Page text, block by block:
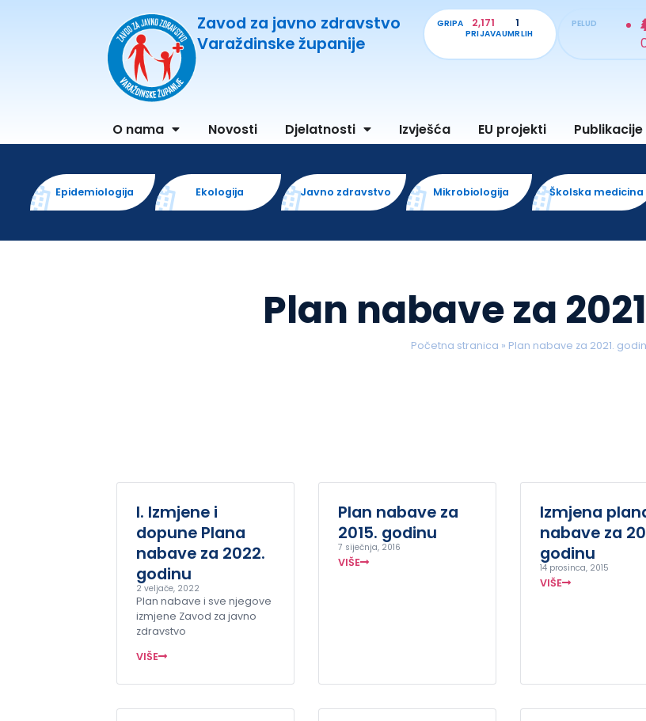
Zavod za javno zdravstvo
Varaždinske županije
GRIPA
PRIJAVA
2,171
UMRLIH
1 PELUD
O nama Novosti Djelatnosti Izvješća EU projekti Publikacije
Epidemiologija Ekologija Javno zdravstvo Mikrobiologija Školska medicina
Plan nabave za
Početna stranica » Plan nabave za 2021.
I. Izmjene i
dopune Plana
nabave za 2022.
godinu
2 veljače, 2022
Plan nabave i sve njegove
izmjene Zavod za javno
zdravstvo
VIŠE
Plan nabave za
2015. godinu
7 siječnja, 2016
VIŠE
Izmjena
nabave za
godinu
14 prosinca, 2015
VIŠE